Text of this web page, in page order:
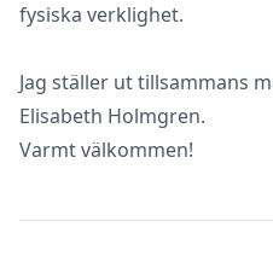
fysiska verklighet.
Jag ställer ut tillsammans
Elisabeth Holmgren.
Varmt välkommen!